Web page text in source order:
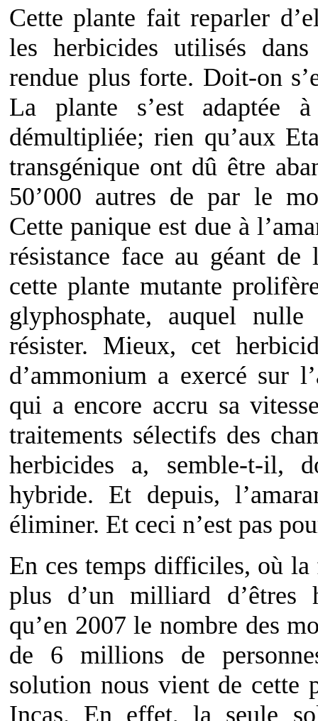
Cette plante fait reparler
les herbicides utilisés
rendue plus forte. Doit-on
La plante s’est adaptée
démultipliée; rien qu’aux
transgénique ont dû être
50’000 autres de par le
Cette panique est due à
résistance face au géant de
cette plante mutante
glyphosphate, auquel nulle
résister. Mieux, cet
d’ammonium a exercé sur
qui a encore accru sa
traitements sélectifs des
herbicides a, semble-t-il,
hybride. Et depuis,
éliminer. Et ceci n’est pas
En ces temps difficiles, où la
plus d’un milliard d’êtres
qu’en 2007 le nombre des
de 6 millions de
solution nous vient de cette
Incas. En effet, la seule